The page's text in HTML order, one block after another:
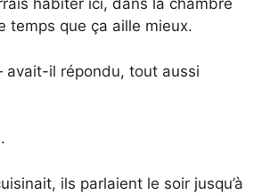
habiter ici, dans la chambre
temps que ça aille mieux.
il répondu, tout aussi
ils parlaient le soir jusqu’à